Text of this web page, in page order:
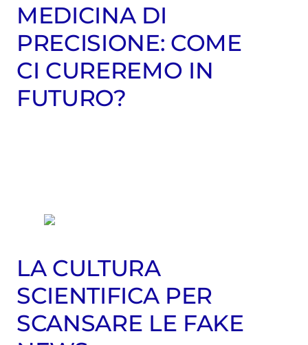
MEDICINA DI
PRECISIONE: COME
CI CUREREMO IN
FUTURO?
LA CULTURA
SCIENTIFICA PER
SCANSARE LE FAKE